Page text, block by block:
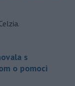
s
o pomoci